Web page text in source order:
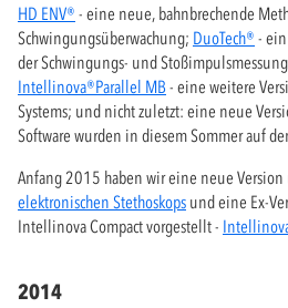
HD ENV® - eine neue, bahnbrechende
Schwingungsüberwachung; DuoTech® -
der Schwingungs- und
Intellinova®Parallel MB - eine weitere
Systems; und nicht zuletzt: eine neue
Software wurden in diesem Sommer auf
Anfang 2015 haben wir eine neue
elektronischen Stethoskops und eine Ex-
Intellinova Compact vorgestellt -
2014